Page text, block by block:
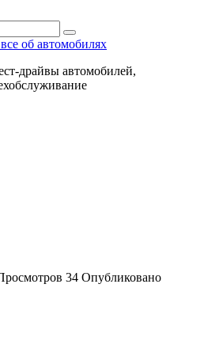
об автомобилях
драйвы автомобилей,
34 Опубликовано